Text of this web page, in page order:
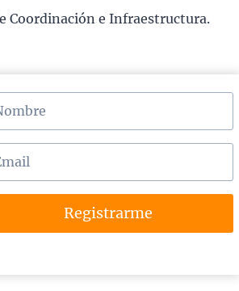
Coordinación e Infraestructura.
Registrarme